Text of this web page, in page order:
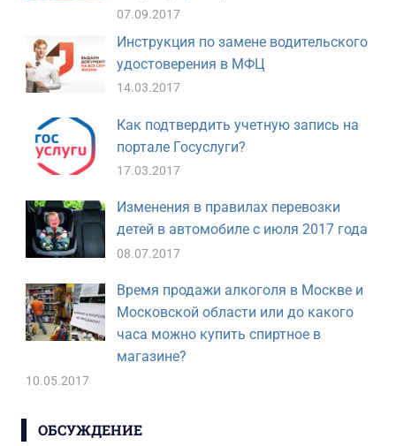
07.09.2017
Инструкция по замене водительского
удостоверения в МФЦ
14.03.2017
Как подтвердить учетную запись на
портале Госуслуги?
17.03.2017
Изменения в правилах перевозки
детей в автомобиле с июля 2017 года
08.07.2017
Время продажи алкоголя в Москве и
Московской области или до какого
часа можно купить спиртное в
магазине?
10.05.2017
ОБСУЖДЕНИЕ